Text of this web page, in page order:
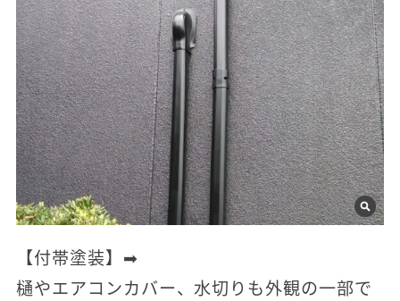
【付帯塗装】➡
樋やエアコンカバー、水切りも外観の一部で